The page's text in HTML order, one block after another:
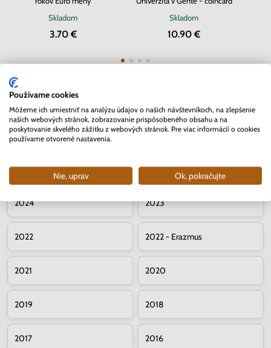
Skladom
3.70 €
Skladom
10.90 €
Pamätné 2 euromince – ročníky
2026 2025
2024 2023
2022 2022 - Erazmus
2021 2020
2019 2018
2017 2016
Používame cookies
Môžeme ich umiestniť na analýzu údajov o našich návštevníkoch, na zlepšenie
našich webových stránok, zobrazovanie prispôsobeného obsahu a na
poskytovanie skvelého zážitku z webových stránok. Pre viac informácií o cookies
používame otvorené nastavenia.
Nie, uprav Ok, pokračujte